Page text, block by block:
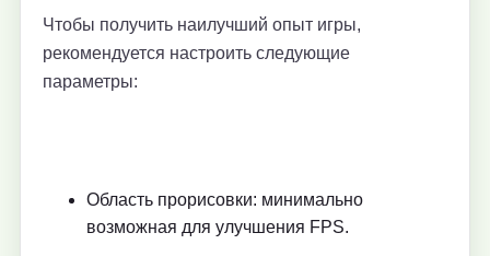
Чтобы получить наилучший опыт игры,
рекомендуется настроить следующие
параметры:
Область прорисовки: минимально
возможная для улучшения FPS.